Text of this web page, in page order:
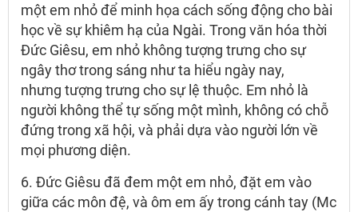
một em nhỏ để minh họa cách sống động cho bài
học về sự khiêm hạ của Ngài. Trong văn hóa thời
Đức Giêsu, em nhỏ không tượng trưng cho sự
ngây thơ trong sáng như ta hiểu ngày nay,
nhưng tượng trưng cho sự lệ thuộc. Em nhỏ là
người không thể tự sống một mình, không có chỗ
đứng trong xã hội, và phải dựa vào người lớn về
mọi phương diện.
6. Đức Giêsu đã đem một em nhỏ, đặt em vào
giữa các môn đệ, và ôm em ấy trong cánh tay (Mc